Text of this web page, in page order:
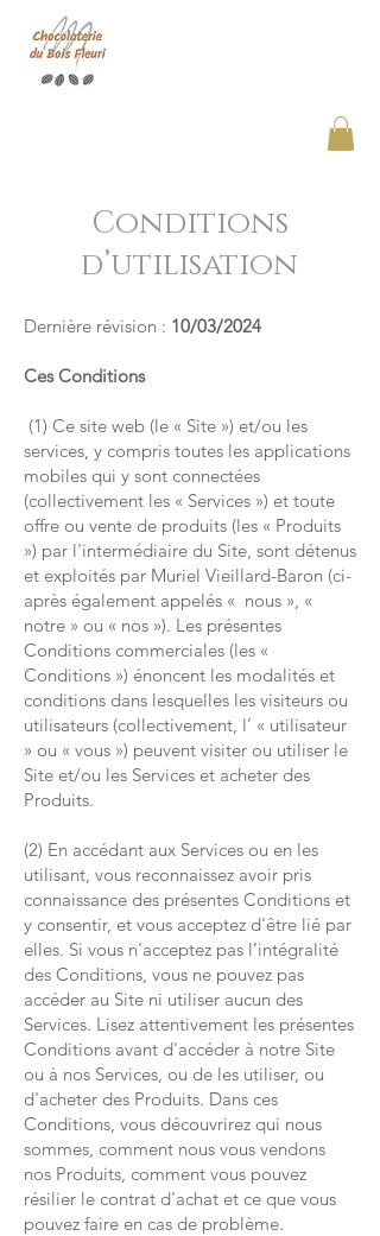
Conditions
d’utilisation
Dernière révision : 10/03/2024
Ces Conditions
(1) Ce site web (le « Site ») et/ou les
services, y compris toutes les applications
mobiles qui y sont connectées
(collectivement les « Services ») et toute
offre ou vente de produits (les « Produits
») par l'intermédiaire du Site, sont détenus
et exploités par Muriel Vieillard-Baron (ci-
après également appelés « nous », «
notre » ou « nos »). Les présentes
Conditions commerciales (les «
Conditions ») énoncent les modalités et
conditions dans lesquelles les visiteurs ou
utilisateurs (collectivement, l’ « utilisateur
» ou « vous ») peuvent visiter ou utiliser le
Site et/ou les Services et acheter des
Produits.
(2) En accédant aux Services ou en les
utilisant, vous reconnaissez avoir pris
connaissance des présentes Conditions et
y consentir, et vous acceptez d'être lié par
elles. Si vous n'acceptez pas l’intégralité
des Conditions, vous ne pouvez pas
accéder au Site ni utiliser aucun des
Services. Lisez attentivement les présentes
Conditions avant d'accéder à notre Site
ou à nos Services, ou de les utiliser, ou
d'acheter des Produits. Dans ces
Conditions, vous découvrirez qui nous
sommes, comment nous vous vendons
nos Produits, comment vous pouvez
résilier le contrat d'achat et ce que vous
pouvez faire en cas de problème.